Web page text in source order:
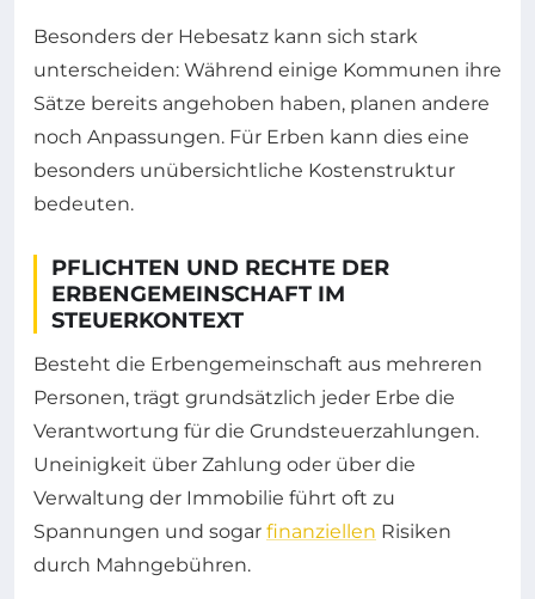
Besonders der Hebesatz kann sich stark
unterscheiden: Während einige Kommunen ihre
Sätze bereits angehoben haben, planen andere
noch Anpassungen. Für Erben kann dies eine
besonders unübersichtliche Kostenstruktur
bedeuten.
PFLICHTEN UND RECHTE DER
ERBENGEMEINSCHAFT IM
STEUERKONTEXT
Besteht die Erbengemeinschaft aus mehreren
Personen, trägt grundsätzlich jeder Erbe die
Verantwortung für die Grundsteuerzahlungen.
Uneinigkeit über Zahlung oder über die
Verwaltung der Immobilie führt oft zu
Spannungen und sogar finanziellen Risiken
durch Mahngebühren.